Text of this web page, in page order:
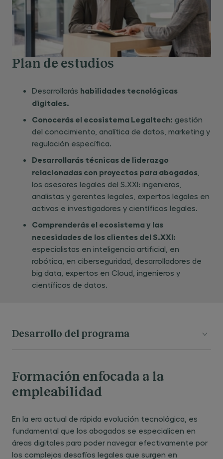
Plan de estudios
Desarrollarás habilidades tecnológicas
digitales.
Conocerás el ecosistema Legaltech: gestión
del conocimiento, analítica de datos, marketing y
regulación específica.
Desarrollarás técnicas de liderazgo
relacionadas con proyectos para abogados
los asesores legales del S.XXI: ingenieros,
analistas y gerentes legales, expertos legales en
activos e investigadores y científicos legales.
Comprenderás el ecosistema y las
necesidades de los clientes del S.XXI:
especialistas en inteligencia artificial, en
robótica, en ciberseguridad, desarrolladores de
big data, expertos en Cloud, ingenieros y
científicos de datos.
Desarrollo del programa
DIGITAL
Internet y Derecho digital
(Post)humanismo en la Sociedad digital
Formación enfocada a la
empleabilidad
En la era actual de rápida evolución tecnológica, es
fundamental que los abogados se especialicen en
áreas digitales para poder navegar efectivamente por
los complejos desafíos legales que surgen en